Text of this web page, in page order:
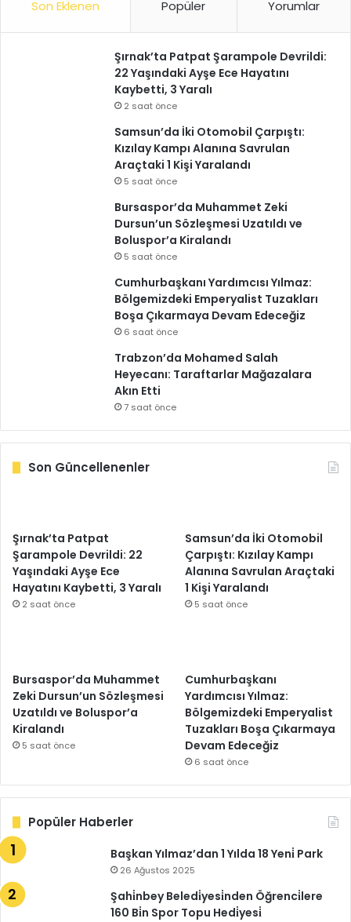
Son Eklenen Popüler Yorumlar
Şırnak’ta Patpat Şarampole Devrildi:
22 Yaşındaki Ayşe Ece Hayatını
Kaybetti, 3 Yaralı
2 saat önce
Samsun’da İki Otomobil Çarpıştı:
Kızılay Kampı Alanına Savrulan
Araçtaki 1 Kişi Yaralandı
5 saat önce
Bursaspor’da Muhammet Zeki
Dursun’un Sözleşmesi Uzatıldı ve
Boluspor’a Kiralandı
5 saat önce
Cumhurbaşkanı Yardımcısı Yılmaz:
Bölgemizdeki Emperyalist Tuzakları
Boşa Çıkarmaya Devam Edeceğiz
6 saat önce
Trabzon’da Mohamed Salah
Heyecanı: Taraftarlar Mağazalara
Akın Etti
7 saat önce
Son Güncellenenler
Şırnak’ta Patpat
Şarampole Devrildi: 22
Yaşındaki Ayşe Ece
Hayatını Kaybetti, 3 Yaralı
2 saat önce
Samsun’da İki Otomobil
Çarpıştı: Kızılay Kampı
Alanına Savrulan Araçtaki
1 Kişi Yaralandı
5 saat önce
Bursaspor’da Muhammet
Zeki Dursun’un Sözleşmesi
Uzatıldı ve Boluspor’a
Kiralandı
5 saat önce
Cumhurbaşkanı
Yardımcısı Yılmaz:
Bölgemizdeki Emperyalist
Tuzakları Boşa Çıkarmaya
Devam Edeceğiz
6 saat önce
Popüler Haberler
Başkan Yılmaz’dan 1 Yılda 18 Yeni̇ Park
26 Ağustos 2025
Şahi̇nbey Beledi̇yesi̇nden Öğrenci̇lere
160 Bi̇n Spor Topu Hedi̇yesi̇